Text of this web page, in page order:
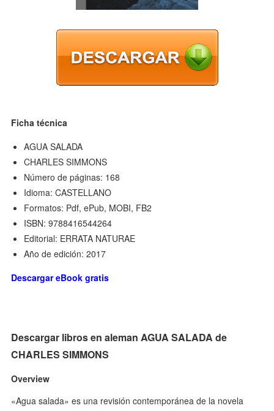
Ficha técnica
AGUA SALADA
CHARLES SIMMONS
Número de páginas: 168
Idioma: CASTELLANO
Formatos: Pdf, ePub, MOBI, FB2
ISBN: 9788416544264
Editorial: ERRATA NATURAE
Año de edición: 2017
Descargar eBook gratis
Descargar libros en aleman AGUA SALADA de
CHARLES SIMMONS
Overview
«Agua salada» es una revisión contemporánea de la novela